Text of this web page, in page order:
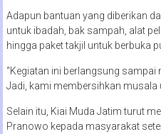
Adapun bantuan yang diberikan
untuk ibadah, bak sampah, alat
hingga paket takjil untuk berbuka
“Kegiatan ini berlangsung
Jadi, kami membersihkan musala
Selain itu, Kiai Muda Jatim turut
Pranowo kepada masyarakat